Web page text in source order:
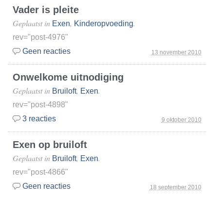
Vader is pleite
13 november 2010
Geplaatst in Exen, Kinderopvoeding.
rev="post-4976"
Geen reacties
Onwelkome uitnodiging
9 oktober 2010
Geplaatst in Bruiloft, Exen.
rev="post-4898"
3 reacties
Exen op bruiloft
18 september 2010
Geplaatst in Bruiloft, Exen.
rev="post-4866"
Geen reacties